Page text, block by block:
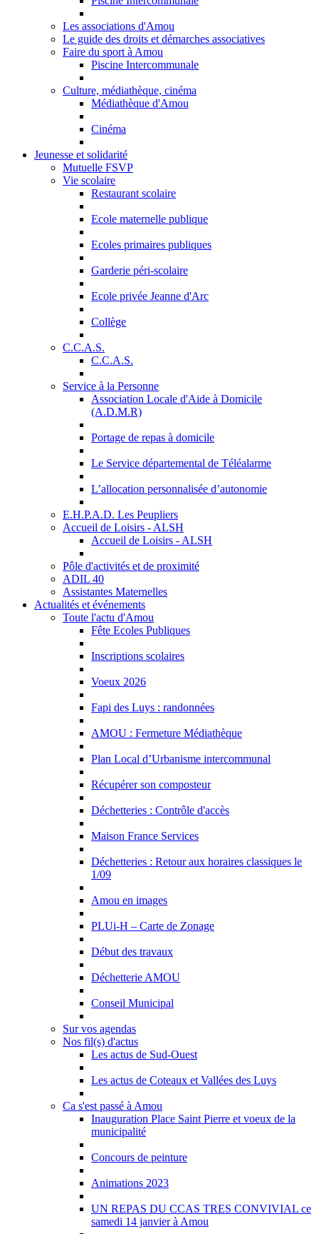
Les associations d'Amou
Le guide des droits et démarches associatives
Faire du sport à Amou
Piscine Intercommunale
Culture, médiathèque, cinéma
Médiathèque d'Amou
Cinéma
Jeunesse et solidarité
Mutuelle FSVP
Vie scolaire
Restaurant scolaire
Ecole maternelle publique
Ecoles primaires publiques
Garderie péri-scolaire
Ecole privée Jeanne d'Arc
Collège
C.C.A.S.
C.C.A.S.
Service à la Personne
Association Locale d'Aide à Domicile
(A.D.M.R)
Portage de repas à domicile
Le Service départemental de Téléalarme
L’allocation personnalisée d’autonomie
E.H.P.A.D. Les Peupliers
Accueil de Loisirs - ALSH
Accueil de Loisirs - ALSH
Pôle d'activités et de proximité
ADIL 40
Assistantes Maternelles
Actualités et événements
Toute l'actu d'Amou
Fête Ecoles Publiques
Inscriptions scolaires
Voeux 2026
Fapi des Luys : randonnées
AMOU : Fermeture Médiathèque
Plan Local d’Urbanisme intercommunal
Récupérer son composteur
Déchetteries : Contrôle d'accès
Maison France Services
Déchetteries : Retour aux horaires classiques le
1/09
Amou en images
PLUi-H – Carte de Zonage
Début des travaux
Déchetterie AMOU
Conseil Municipal
Sur vos agendas
Nos fil(s) d'actus
Les actus de Sud-Ouest
Les actus de Coteaux et Vallées des Luys
Ca s'est passé à Amou
Inauguration Place Saint Pierre et voeux de la
municipalité
Concours de peinture
Animations 2023
UN REPAS DU CCAS TRES CONVIVIAL ce
samedi 14 janvier à Amou